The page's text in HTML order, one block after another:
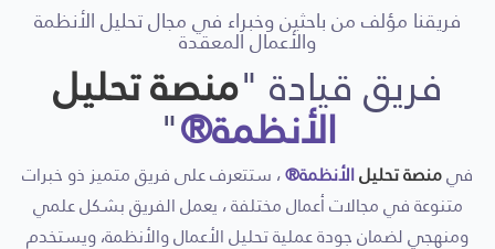
فريقنا مؤلف من باحثين وخبراء في مجال تحليل الأنظمة
والأعمال المعقدة
فريق قيادة "منصة تحليل
الأنظمة®"
فيمنصة تحليلالأنظمة®، ستتعرف على فريق متميز ذو خبرات
متنوعة في مجالات أعمال مختلفة ، يعمل الفريق بشكل علمي
ومنهجي لضمان جودة عملية تحليل الأعمال والأنظمة، ويستخدم